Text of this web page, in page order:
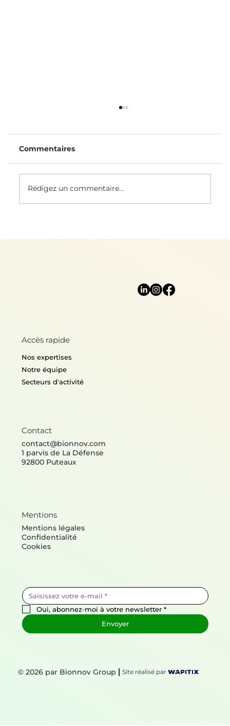
Commentaires
Rédigez un commentaire...
© 2026 par Bionnov Group Site réalisé par
Oui, abonnez-moi à votre newsletter *
Envoyer
Accès rapide
Nos expertises
Notre équipe
Secteurs d'activité
Contact
contact@bionnov.com
1 parvis de La Défense
92800 Puteaux
Mentions
Mentions légales
Confidentialité
Cookies